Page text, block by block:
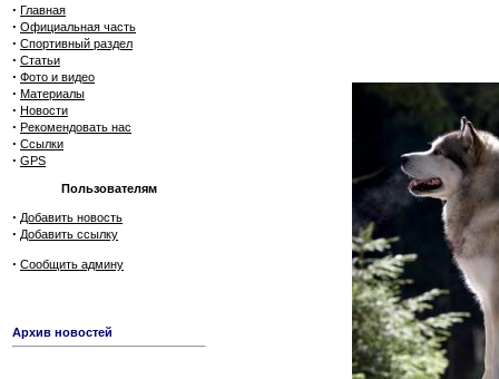
· Главная
· Официальная часть
· Спортивный раздел
· Статьи
· Фото и видео
· Материалы
· Новости
· Рекомендовать нас
· Ссылки
· GPS
Пользователям
· Добавить новость
· Добавить ссылку
· Сообщить админу
Архив новостей